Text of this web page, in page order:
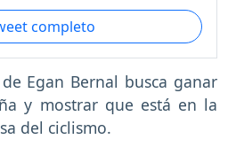
completo
Egan Bernal busca ganar
y mostrar que está en la
del ciclismo.